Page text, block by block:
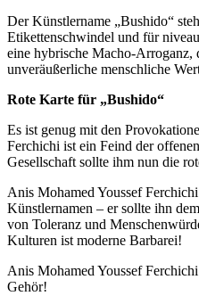
Der Künstlername „Bushido“
Etikettenschwindel und für
eine hybrische Macho-Arroganz,
unveräußerliche menschliche
Rote Karte für „Bushido“
Es ist genug mit den
Ferchichi ist ein Feind der
Gesellschaft sollte ihm nun die
Anis Mohamed Youssef
Künstlernamen – er sollte ihn
von Toleranz und
Kulturen ist moderne Barbarei!
Anis Mohamed Youssef
Gehör!